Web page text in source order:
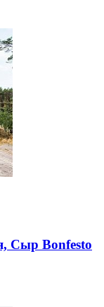
Сыр Bonfesto